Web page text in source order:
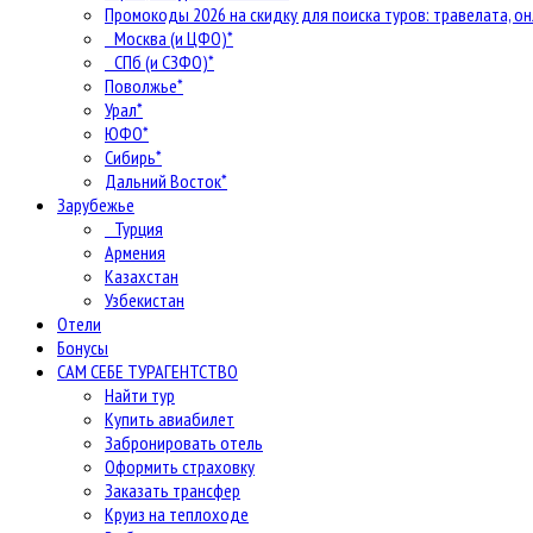
Промокоды 2026 на скидку для поиска туров: травелата,
Москва (и ЦФО)*
СПб (и СЗФО)*
Поволжье*
Урал*
ЮФО*
Сибирь*
Дальний Восток*
Зарубежье
Турция
Армения
Казахстан
Узбекистан
Отели
Бонусы
САМ СЕБЕ ТУРАГЕНТСТВО
Найти тур
Купить авиабилет
Забронировать отель
Оформить страховку
Заказать трансфер
Круиз на теплоходе